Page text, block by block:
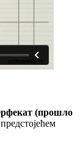
(прошло